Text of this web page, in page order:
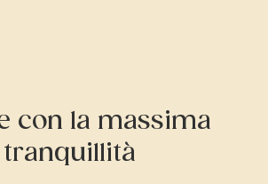
con la massima
tranquillità